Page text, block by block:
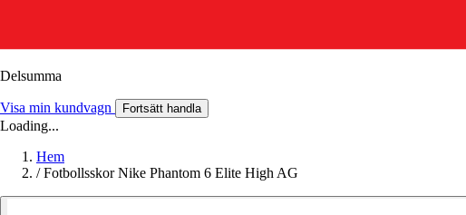
Delsumma
Visa min kundvagn Fortsätt handla
Loading...
Hem
/ Fotbollsskor Nike Phantom 6 Elite High AG